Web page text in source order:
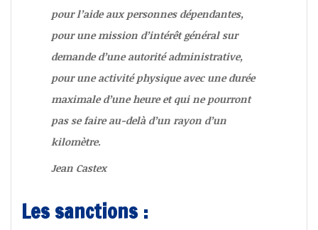
pour l’aide aux personnes dépendantes,
pour une mission d’intérêt général sur
demande d’une autorité administrative,
pour une activité physique avec une durée
maximale d’une heure et qui ne pourront
pas se faire au-delà d’un rayon d’un
kilomètre.
Jean Castex
Les sanctions :